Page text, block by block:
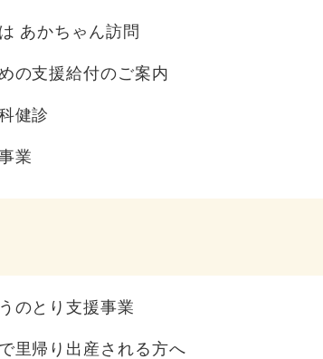
あかちゃん訪問
の支援給付のご案内
健診
業
のとり支援事業
里帰り出産される方へ